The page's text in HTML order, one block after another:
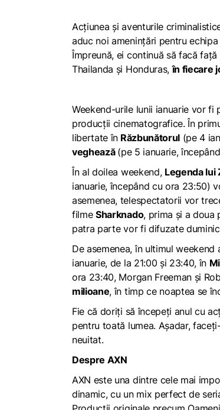
Acțiunea și aventurile
aduc noi amenințări pentru
Împreună, ei continuă să facă
Thailanda și Honduras,în fiecare
Weekend-urile lunii ianuarie vor fi
producții cinematografice. În
libertate în Răzbunătorul (pe 4
veghează (pe 5 ianuarie,
În al doilea weekend, Legenda lui
ianuarie, începând cu ora 23:50)
asemenea, telespectatorii vor
filmeSharknado, prima și a doua
patra parte vor fi difuzate
De asemenea, în ultimul
ianuarie, de la 21:00 și 23:40, în
ora 23:40, Morgan Freeman și
milioane, în timp ce noaptea se
Fie că doriți să începeți anul cu
pentru toată lumea. Așadar,
neuitat.
Despre AXN
AXN este una dintre cele mai
dinamic, cu un mix perfect de